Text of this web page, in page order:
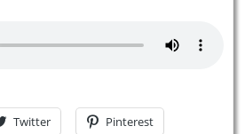
Twitter Pinterest